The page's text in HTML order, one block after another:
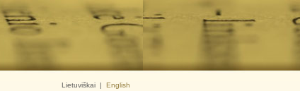
Lietuviškai | English